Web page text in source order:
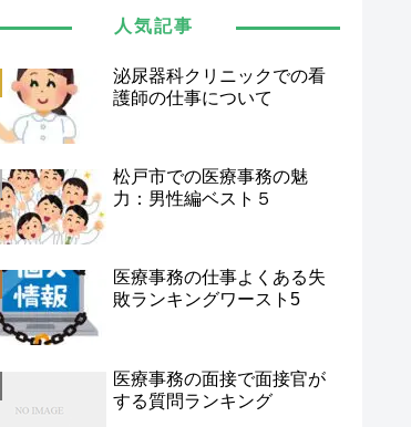
人気記事
泌尿器科クリニックでの看
護師の仕事について
松戸市での医療事務の魅
力：男性編ベスト５
医療事務の仕事よくある失
敗ランキングワースト5
医療事務の面接で面接官が
する質問ランキング